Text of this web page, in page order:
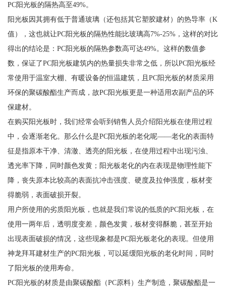
PC阳光板的隔热高至49%。
阳光板因其拥有低于普通玻璃（还包括其它塑胶建材）的热导率（K
值），这也就让PC阳光板的隔热性能比玻璃高7%-25%，这样的对比
得出的结论是：PC阳光板的隔热参数高可达49%。这样的数值参
数，保证了PC阳光板建筑内的热量损失非常之低，所以PC阳光板经
常使用于温室大棚、有暖设备的恒温建筑，且PC阳光板的材质采用
环保的聚碳酸酯生产而成，故PC阳光板更是一种适用农副产品的环
保建材。
在购买阳光板时，我们经常会听到销售人员介绍阳光板在使用过程
中，会逐渐老化。那么什么是PC阳光板的老化呢——老化的表面特
征是指原本干净、清澈、透亮的阳光板，在使用过程中出现污浊、
透光率下降，同时颜色发黄；阳光板老化的内在表现是物理性能下
降，丧失原本比较高的表面抗冲击强度、硬度及拉伸强度，板材变
得脆弱，表面破损开裂。
用户所使用的劣质阳光板，也就是我们常说的低质的PC阳光板，在
使用一两年后，透明度变差，颜色发黄，板材变得酥脆，甚至开始
出现表面破损的情况，这些现象都是PC阳光板老化的表现。但使用
神龙拜耳建材生产的PC阳光板，可以延缓阳光板的老化时间，同时
了阳光板的使用寿命。
PC阳光板的材质是由聚碳酸酯（PC原料）生产制造，聚碳酸酯是一